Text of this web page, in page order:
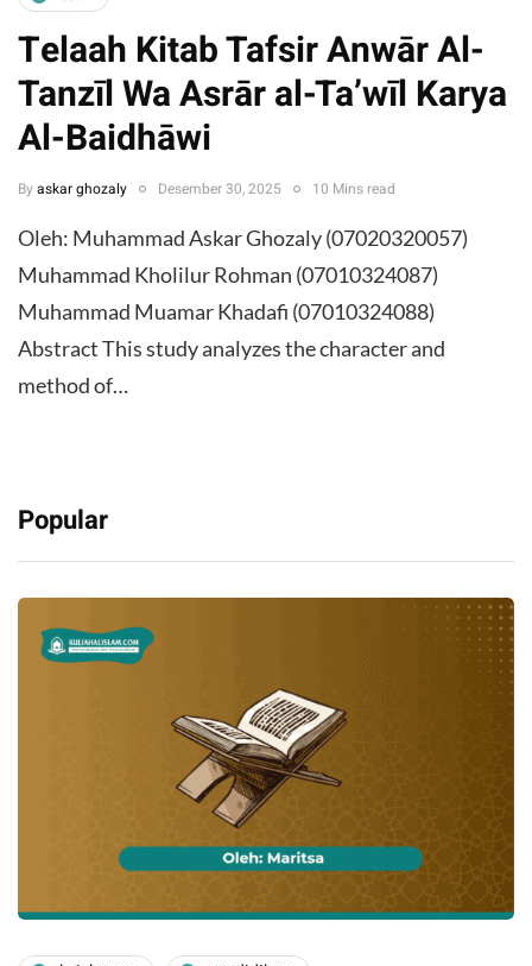
Telaah Kitab Tafsir Anwār Al-
Tanzīl Wa Asrār al-Ta’wīl Karya
Al-Baidhāwi
By askar ghozaly Desember 30, 2025 10 Mins read
Oleh: Muhammad Askar Ghozaly (07020320057)
Muhammad Kholilur Rohman (07010324087)
Muhammad Muamar Khadafi (07010324088) ​
Abstract ​This study analyzes the character and
method of…
Popular